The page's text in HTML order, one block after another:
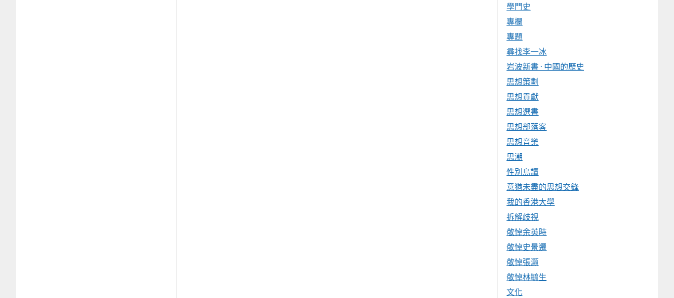
學門史
專欄
專題
尋找李一冰
岩波新書 · 中國的歷史
思想策劃
思想貢獻
思想選書
思想部落客
思想音樂
思潮
性別島讀
意猶未盡的思想交鋒
我的香港大學
拆解歧視
敬悼余英時
敬悼史景遷
敬悼張灝
敬悼林毓生
文化